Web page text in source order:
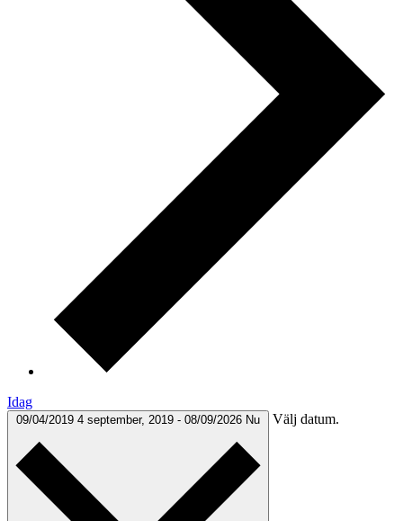
Idag
09/04/2019 4 september, 2019 - 08/09/2026 Nu Välj datum.